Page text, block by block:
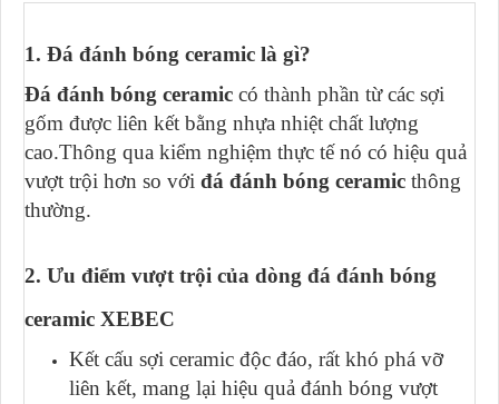
1. Đá đánh bóng ceramic là gì?
Đá đánh bóng ceramic có thành phần từ các sợi
gốm được liên kết bằng nhựa nhiệt chất lượng
cao.Thông qua kiểm nghiệm thực tế nó có hiệu quả
vượt trội hơn so với đá đánh bóng ceramic thông
thường.
2. Ưu điểm vượt trội của dòng đá đánh bóng
ceramic XEBEC
Kết cấu sợi ceramic độc đáo, rất khó phá vỡ
liên kết, mang lại hiệu quả đánh bóng vượt